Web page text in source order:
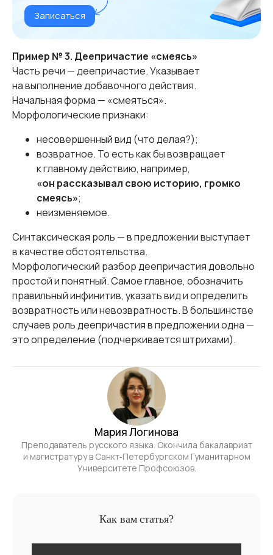
Записаться
Пример № 3. Деепричастие «смеясь»
Часть речи — деепричастие. Указывает
на выполнение добавочного действия.
Начальная форма — «смеяться».
Морфологические признаки:
несовершенный вид (что делая?);
возвратное. То есть как бы возвращает
к главному действию, например,
«он рассказывал свою историю, громко
смеясь»;
неизменяемое.
Синтаксическая роль — в предложении выступает
в качестве обстоятельства.
Морфологический разбор деепричастия довольно
простой и понятный. Самое главное, обозначить
правильный инфинитив, указать вид и определить
возвратность или невозвратность. В большинстве
случаев роль деепричастия в предложении одна —
это определение (подчеркивается штрихами).
Мария Логинова
Преподаватель русского языка. Окончила бакалавриат
и магистратуру в Санкт‑Петербургском Гуманитарном
Университете Профсоюзов.
Как вам статья?